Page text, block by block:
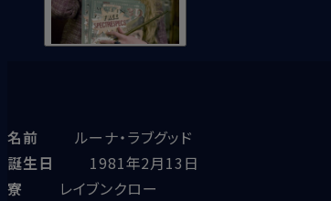
名前
ルーナ・ラブグッド
誕生日
1981年2月13日
寮
レイブンクロー